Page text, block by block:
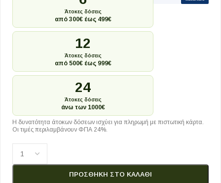
Άτοκες δόσεις
από 300€ έως 499€
12
Άτοκες δόσεις
από 500€ έως 999€
24
Άτοκες δόσεις
άνω των 1000€
Η δυνατότητα άτοκων δόσεων ισχύει για πληρωμή με πιστωτική κάρτα.
Οι τιμές περιλαμβάνουν ΦΠΑ 24%.
ΠΡΟΣΘΉΚΗ ΣΤΟ ΚΑΛΆΘΙ